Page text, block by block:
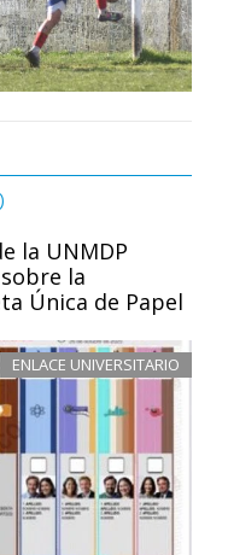
la UNMDP
la
Única de Papel
ENLACE UNIVERSITARIO